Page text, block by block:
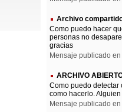
Archivo
Como puedo hacer
personas no
gracias
Mensaje publicado
ARCHIVO
Como puedo detectar
como hacerlo.
Mensaje publicado